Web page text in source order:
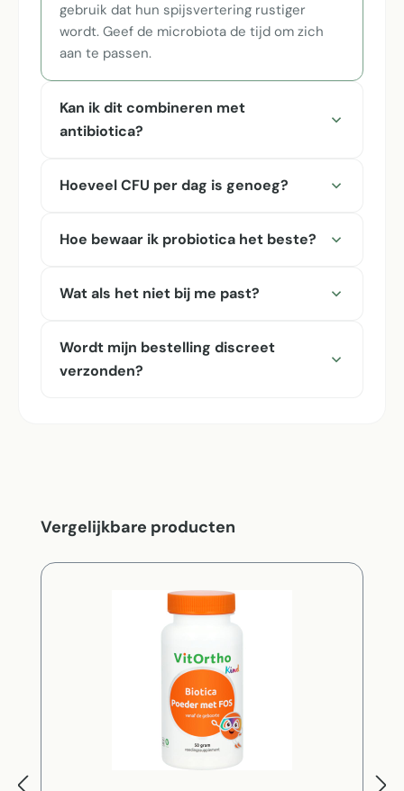
gebruik dat hun spijsvertering rustiger
wordt. Geef de microbiota de tijd om zich
aan te passen.
Kan ik dit combineren met
antibiotica?
Hoeveel CFU per dag is genoeg?
Hoe bewaar ik probiotica het beste?
Wat als het niet bij me past?
Wordt mijn bestelling discreet
verzonden?
Productgalerij overslaan
Vergelijkbare producten